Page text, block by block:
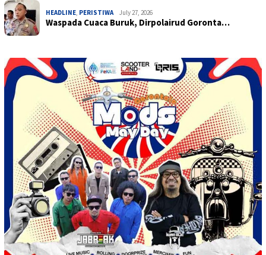
HEADLINE, PERISTIWA July 27, 2026
Waspada Cuaca Buruk, Dirpolairud Goronta…